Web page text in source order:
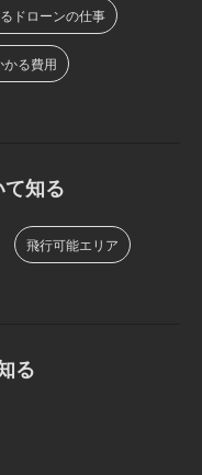
ドローンの仕事
る費用
知る
飛行可能エリア
る